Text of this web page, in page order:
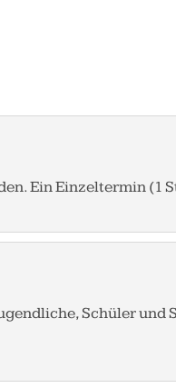
Ein Einzeltermin (1
Schüler